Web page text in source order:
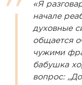
«Я
начале
духовные
общается
чужими
бабушка
вопрос: